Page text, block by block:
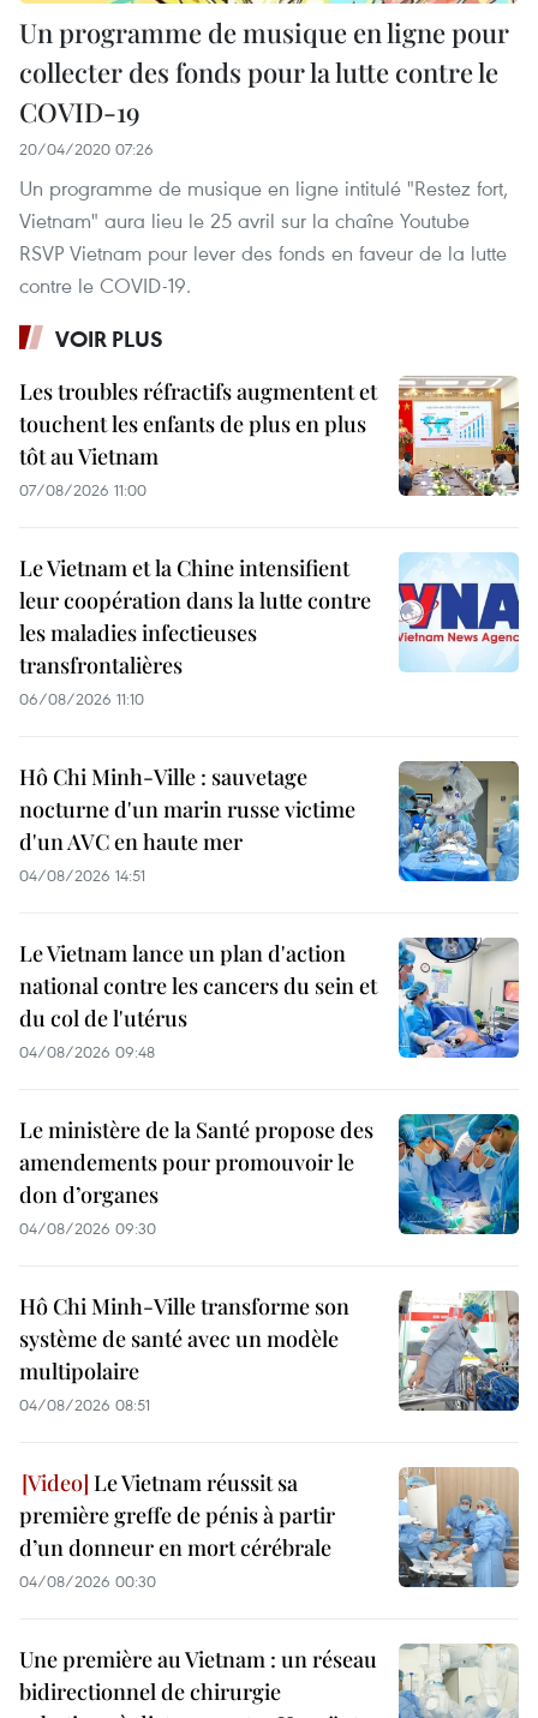
Un programme de musique en ligne pour
collecter des fonds pour la lutte contre le
COVID-19
20/04/2020 07:26
Un programme de musique en ligne intitulé "Restez fort,
Vietnam" aura lieu le 25 avril sur la chaîne Youtube
RSVP Vietnam pour lever des fonds en faveur de la lutte
contre le COVID-19.
VOIR PLUS
Les troubles réfractifs augmentent et
touchent les enfants de plus en plus
tôt au Vietnam
07/08/2026 11:00
Le Vietnam et la Chine intensifient
leur coopération dans la lutte contre
les maladies infectieuses
transfrontalières
06/08/2026 11:10
Hô Chi Minh-Ville : sauvetage
nocturne d'un marin russe victime
d'un AVC en haute mer
04/08/2026 14:51
Le Vietnam lance un plan d'action
national contre les cancers du sein et
du col de l'utérus
04/08/2026 09:48
Le ministère de la Santé propose des
amendements pour promouvoir le
don d’organes
04/08/2026 09:30
Hô Chi Minh-Ville transforme son
système de santé avec un modèle
multipolaire
04/08/2026 08:51
Le Vietnam réussit sa
première greffe de pénis à partir
d’un donneur en mort cérébrale
04/08/2026 00:30
Une première au Vietnam : un réseau
bidirectionnel de chirurgie